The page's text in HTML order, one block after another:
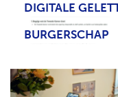
DIGITALE
BURGERSCHAP